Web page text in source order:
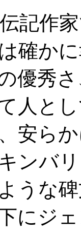
記作
確か
優秀
人と
安ら
ンバ
うな
ジェ